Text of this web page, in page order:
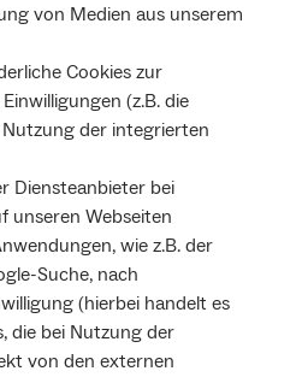
von Medien aus unserem
Cookies zur
(z.B. die
der integrierten
Diensteanbieter bei
unseren Webseiten
wie z.B. der
Suche, nach
(hierbei handelt es
die bei Nutzung der
von den externen